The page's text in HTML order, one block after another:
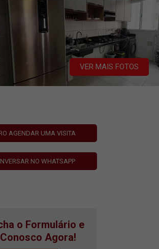
VER MAIS FOTOS
AGENDAR UMA VISITA
NO WHATSAPP
o Formulário e
Agora!